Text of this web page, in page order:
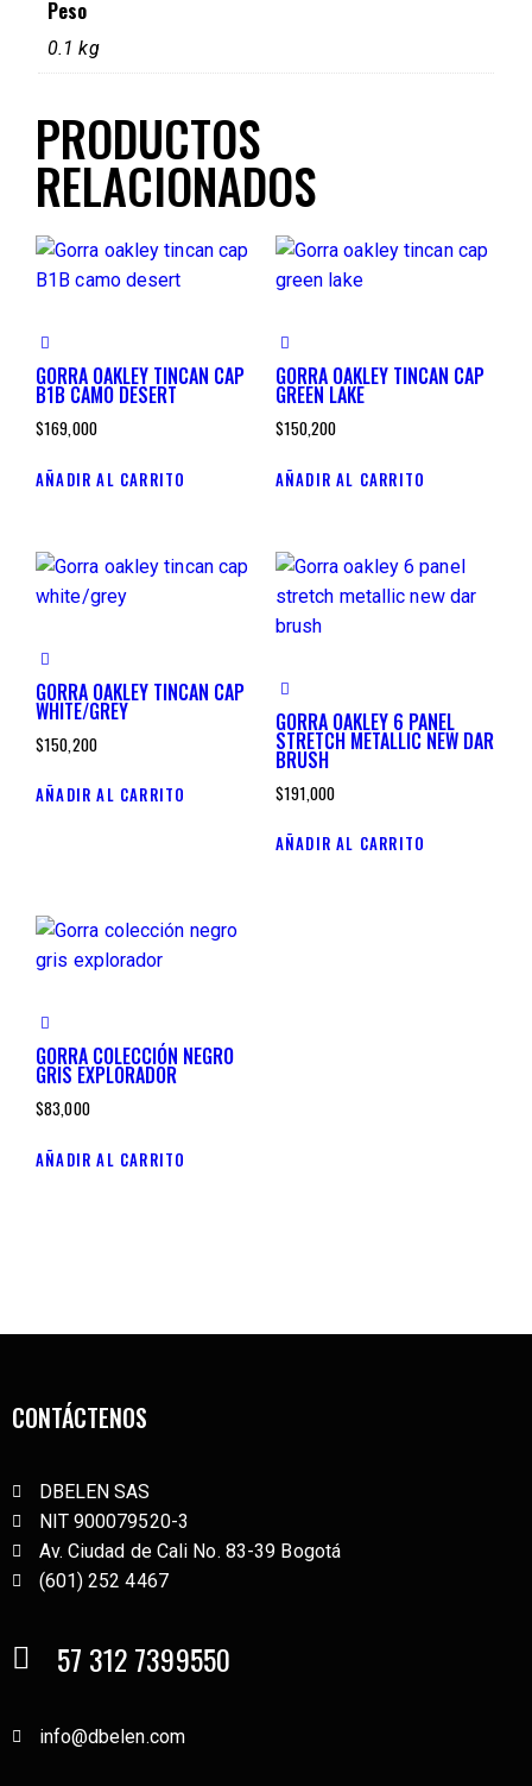
Peso
0.1 kg
PRODUCTOS
RELACIONADOS
GORRA OAKLEY TINCAN CAP
B1B CAMO DESERT
$169,000
AÑADIR AL CARRITO
GORRA OAKLEY TINCAN CAP
GREEN LAKE
$150,200
AÑADIR AL CARRITO
GORRA OAKLEY TINCAN CAP
WHITE/GREY
$150,200
AÑADIR AL CARRITO
GORRA OAKLEY 6 PANEL
STRETCH METALLIC NEW DAR
BRUSH
$191,000
AÑADIR AL CARRITO
GORRA COLECCIÓN NEGRO
GRIS EXPLORADOR
$83,000
AÑADIR AL CARRITO
CONTÁCTENOS
DBELEN SAS
NIT 900079520-3
Av. Ciudad de Cali No. 83-39 Bogotá
(601) 252 4467
57 312 7399550
info@dbelen.com